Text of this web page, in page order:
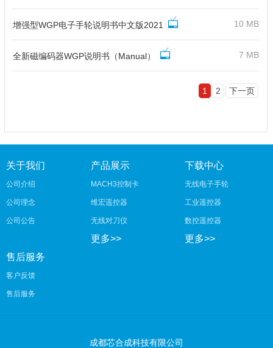
增强型WGP电子手轮说明书中文版2021 10 MB
全新磁编码器WGP说明书（Manual） 7 MB
1 2 下一页
关于我们
公司介绍
公司理念
公司公告
产品展示
MACH3控制卡
维宏遥控器
无线对刀仪
更多>>
下载中心
无线电子手轮
工业遥控器
数控遥控器
更多>>
售后服务
客户反馈
售后服务
成都芯合成科技有限公司